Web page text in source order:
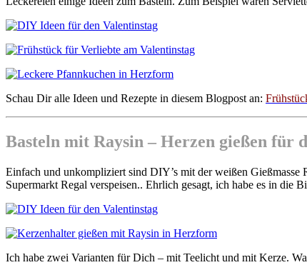
Schau Dir alle Ideen und Rezepte in diesem Blogpost an:
Basteln mit Raysin – Herzen gießen für
Einfach und unkompliziert sind DIY’s mit der weißen
Supermarkt Regal verspeisen.. Ehrlich gesagt, ich habe es in die
Ich habe zwei Varianten für Dich – mit Teelicht und mit Kerze.